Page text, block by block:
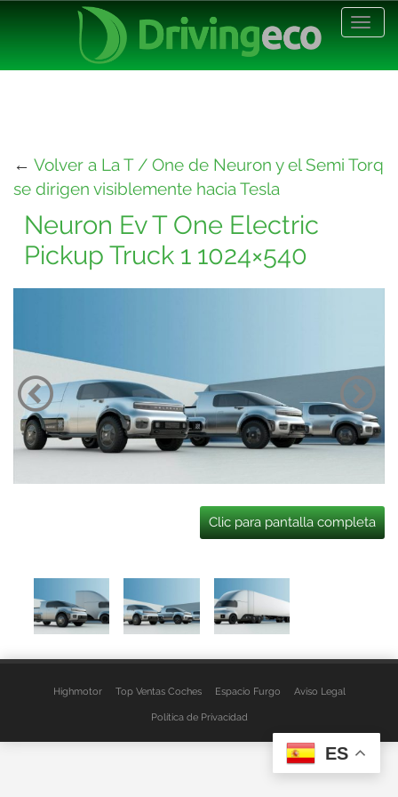
← Volver a La T / One de Neuron y el Semi Torq
se dirigen visiblemente hacia Tesla
Neuron Ev T One Electric
Pickup Truck 1 1024×540
Clic para pantalla completa
Highmotor Top Ventas Coches Espacio Furgo Aviso Legal
Política de Privacidad
ES